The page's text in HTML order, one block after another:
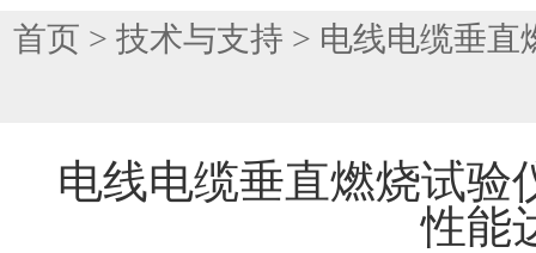
首页 > 技术与支持 > 电线电缆垂直
电线电缆垂直燃烧试验
性能